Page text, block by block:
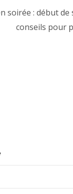
soirée : début de
conseils pour